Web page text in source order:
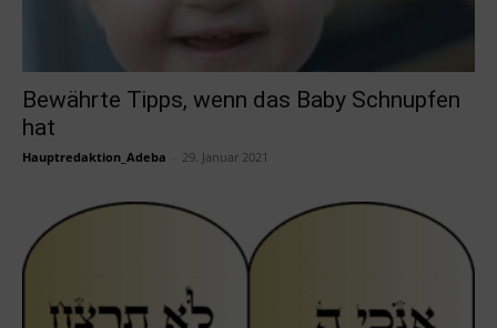
Bewährte Tipps, wenn das Baby Schnupfen
hat
Hauptredaktion_Adeba 29. Januar 2021